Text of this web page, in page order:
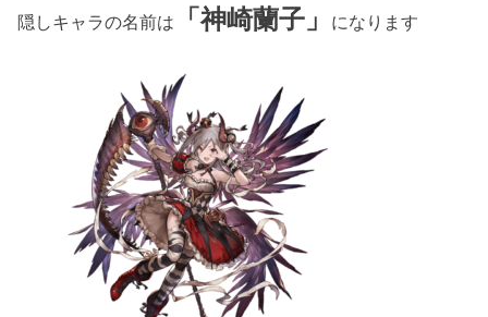
隠しキャラの名前は 「神崎蘭子」 になります